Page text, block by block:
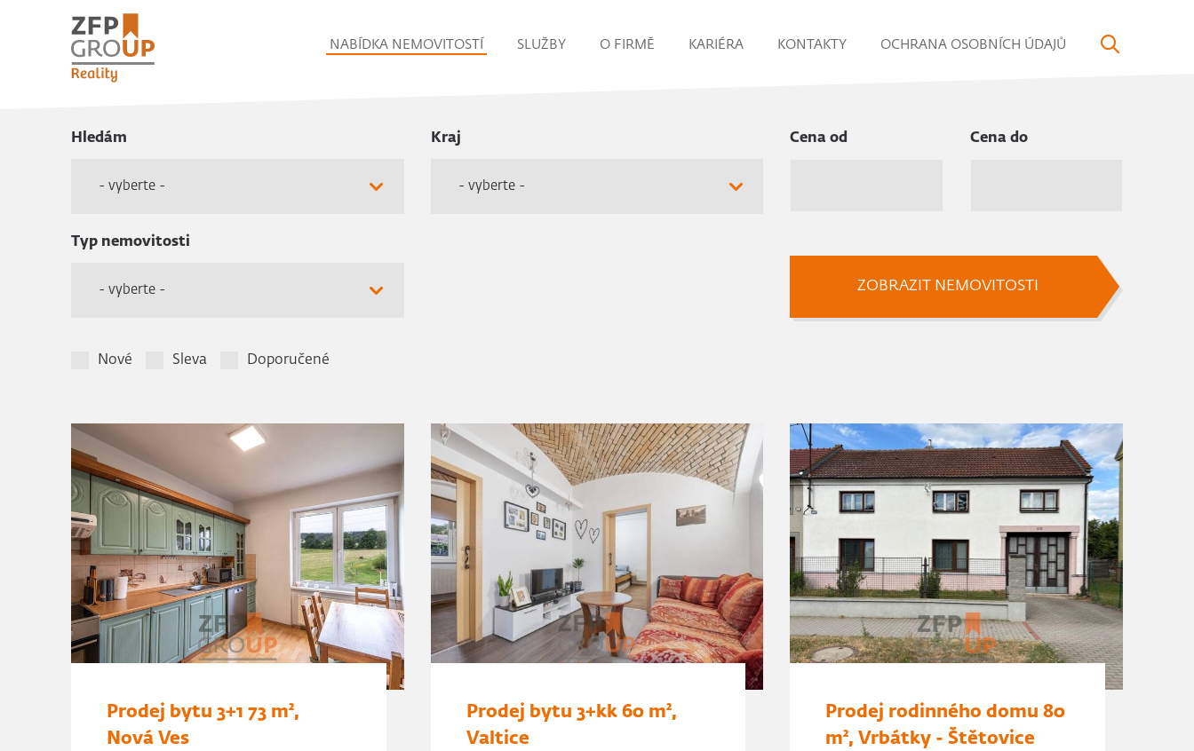
NABÍDKA NEMOVITOSTÍ SLUŽBY O FIRMĚ KARIÉRA KONTAKTY OCHRANA OSOBNÍCH ÚDAJŮ
Hledám
- vyberte -
Kraj
- vyberte -
Cena od Cena do
Typ nemovitosti
- vyberte -
Nové Sleva Doporučené
ZOBRAZIT NEMOVITOSTI
Prodej bytu 3+1 73 m²,
Nová Ves
Prodej bytu 3+kk 60 m²,
Valtice
Prodej rodinného domu 80
m², Vrbátky - Štětovice